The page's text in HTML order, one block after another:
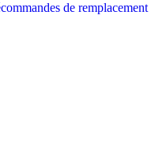
de remplacement